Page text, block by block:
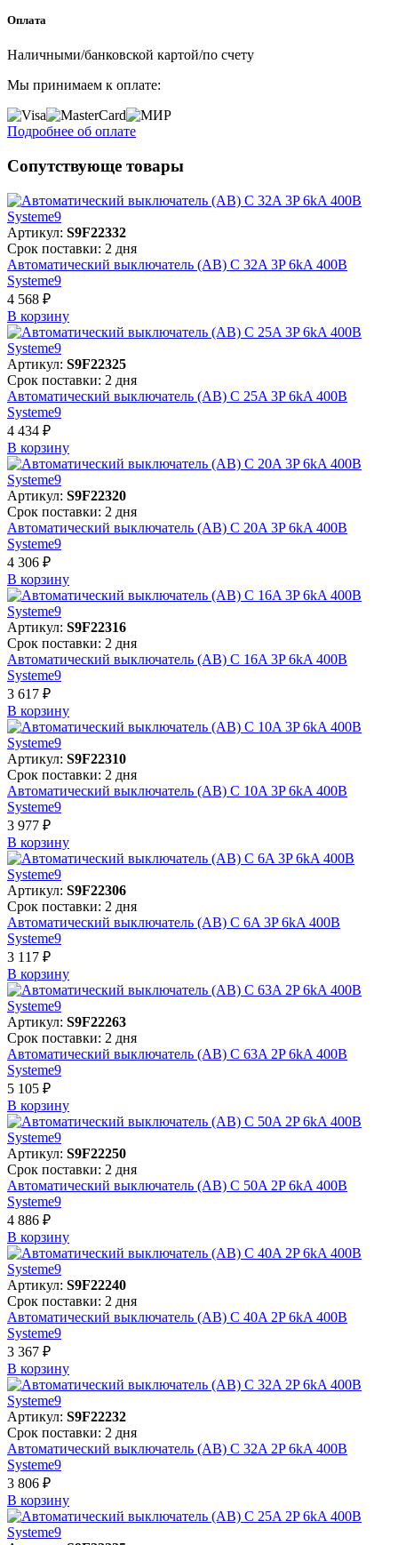
Оплата
Наличными/банковской картой/по счету
Мы принимаем к оплате:
Подробнее об оплате
Сопутствующе товары
Артикул: S9F22332
Срок поставки: 2 дня
Автоматический выключатель (АВ) C 32A 3P 6kA 400В
Systeme9
4 568 ₽
В корзинy
Артикул: S9F22325
Срок поставки: 2 дня
Автоматический выключатель (АВ) C 25A 3P 6kA 400В
Systeme9
4 434 ₽
В корзинy
Артикул: S9F22320
Срок поставки: 2 дня
Автоматический выключатель (АВ) C 20A 3P 6kA 400В
Systeme9
4 306 ₽
В корзинy
Артикул: S9F22316
Срок поставки: 2 дня
Автоматический выключатель (АВ) C 16A 3P 6kA 400В
Systeme9
3 617 ₽
В корзинy
Артикул: S9F22310
Срок поставки: 2 дня
Автоматический выключатель (АВ) C 10A 3P 6kA 400В
Systeme9
3 977 ₽
В корзинy
Артикул: S9F22306
Срок поставки: 2 дня
Автоматический выключатель (АВ) C 6A 3P 6kA 400В
Systeme9
3 117 ₽
В корзинy
Артикул: S9F22263
Срок поставки: 2 дня
Автоматический выключатель (АВ) C 63A 2P 6kA 400В
Systeme9
5 105 ₽
В корзинy
Артикул: S9F22250
Срок поставки: 2 дня
Автоматический выключатель (АВ) C 50A 2P 6kA 400В
Systeme9
4 886 ₽
В корзинy
Артикул: S9F22240
Срок поставки: 2 дня
Автоматический выключатель (АВ) C 40A 2P 6kA 400В
Systeme9
3 367 ₽
В корзинy
Артикул: S9F22232
Срок поставки: 2 дня
Автоматический выключатель (АВ) C 32A 2P 6kA 400В
Systeme9
3 806 ₽
В корзинy